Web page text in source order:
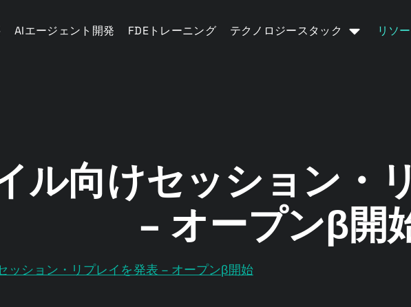
AIエージェント開発 FDEトレーニング テクノロジースタック リソ
ル向けセッション・
– オープンβ開
ッション・リプレイを発表 – オープンβ開始